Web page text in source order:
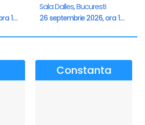
26 septembrie 2026, ora 10:30
Sala Dalles, Bucuresti
26 septembrie 2026, ora 19:00
Constanta